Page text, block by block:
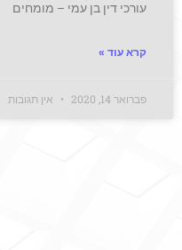
עורכי דין בן עמי – מומחים
קרא עוד »
פברואר 14, 2020 אין תגובות